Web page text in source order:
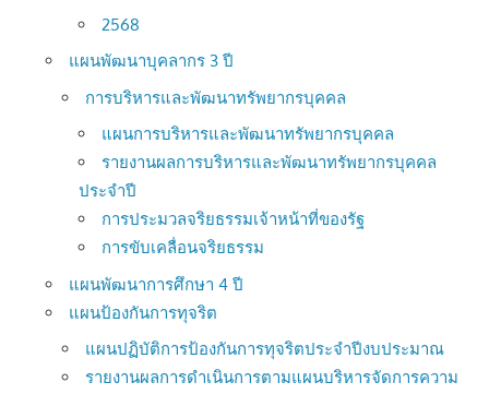
2568
แผนพัฒนาบุคลากร 3 ปี
การบริหารและพัฒนาทรัพยากรบุคคล
แผนการบริหารและพัฒนาทรัพยากรบุคคล
รายงานผลการบริหารและพัฒนาทรัพยากรบุคคล
ประจำปี
การประมวลจริยธรรมเจ้าหน้าที่ของรัฐ
การขับเคลื่อนจริยธรรม
แผนพัฒนาการศึกษา 4 ปี
แผนป้องกันการทุจริต
แผนปฏิบัติการป้องกันการทุจริตประจำปีงบประมาณ
รายงานผลการดำเนินการตามแผนบริหารจัดการความ